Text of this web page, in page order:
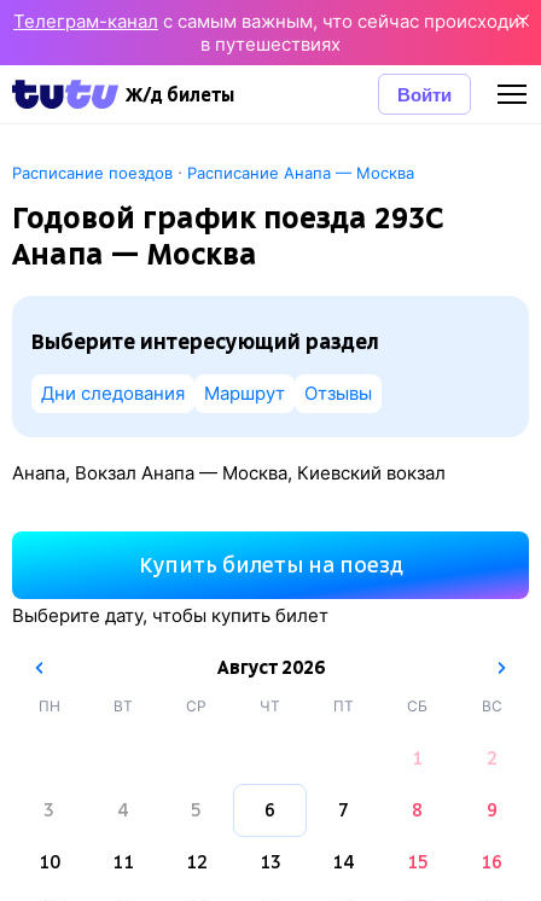
Телеграм-канал с самым важным, что сейчас происходит
в путешествиях
Ж/д билеты Войти
Расписание поездов · Расписание Анапа — Москва
Годовой график поезда 293С
Анапа — Москва
Выберите интересующий раздел
Дни следования Маршрут Отзывы
Анапа, Вокзал Анапа — Москва, Киевский вокзал
Купить билеты на поезд
Выберите дату, чтобы купить билет
Август2026
ПН ВТ СР ЧТ ПТ СБ ВС
1 2
3 4 5 6 7 8 9
10 11 12 13 14 15 16